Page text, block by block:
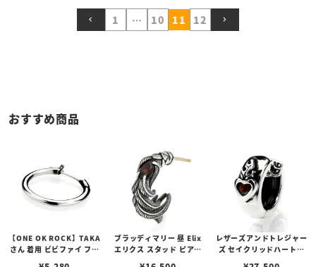
1 … 10 11 12
おすすめ商品
【ONE OK ROCK】TAKA
さん 着用 ビビファイ フー
ブラッディマリー 昼 Elix
エリクス スタッド ピアス
レザーズアンドトレジャー
ズ セイクリッドハートピ